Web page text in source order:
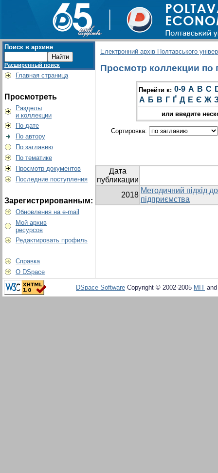
Поиск в архиве
Расширенный поиск
Главная страница
Просмотреть
Разделы
и коллекции
По дате
По автору
По заглавию
По тематике
Просмотр документов
Последние поступления
Зарегистрированным:
Обновления на e-mail
Мой архив
ресурсов
Редактировать профиль
Справка
О DSpace
Електронний архів Полтавського
Просмотр коллекции по
Перейти к: 0-9 A B C
А Б В Г Ґ Д Е Є Ж
или введите
Сортировка:
Дата
публикации
2018
Методичний підхід
підприємства
DSpace Software Copyright © 2002-2005 MIT